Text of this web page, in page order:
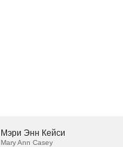
Мэри Энн Кейси
Mary Ann Casey